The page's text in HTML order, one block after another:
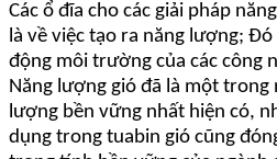
Các ổ đĩa cho các giải pháp
là về việc tạo ra năng lượng; Đó
động môi trường của các công
Năng lượng gió đã là một trong
lượng bền vững nhất hiện có,
dụng trong tuabin gió cũng